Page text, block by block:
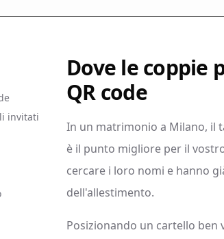
invitati
Dove le coppie
QR code
In un matrimonio a Milano, il
è il punto migliore per il
cercare i loro nomi e hanno
dell'allestimento.
Posizionando un cartello ben